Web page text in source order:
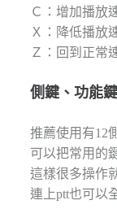
Ｃ：增加播放
Ｘ：降低播放
Ｚ：回到正常
側鍵、功能
推薦使用有12
可以把常用的
這樣很多操作
連上ptt也可以